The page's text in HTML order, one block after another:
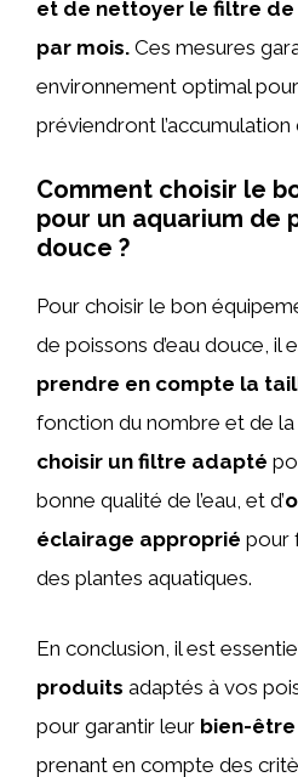
et de nettoyer le filtre de
par mois. Ces mesures
environnement optimal
préviendront
Comment choisir le
pour un aquarium de
douce ?
Pour choisir le bon
de poissons d’eau douce, il
prendre en compte la
fonction du nombre et de
choisir un filtre adapté
bonne qualité de l’eau, et d’
éclairage approprié pour
des plantes aquatiques.
En conclusion, il est
produits adaptés à vos
pour garantir leur bien-être
prenant en compte des